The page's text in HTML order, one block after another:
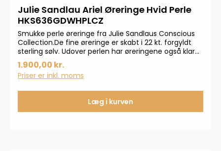
Julie Sandlau Ariel Øreringe Hvid Perle
HKS636GDWHPLCZ
Smukke perle øreringe fra Julie Sandlaus Conscious
Collection.De fine øreringe er skabt i 22 kt. forgyldt
sterling sølv. Udover perlen har øreringene også klare
kubiske zirkonia.I alt måler øreringene 59 mm x 5 mm.
1.900,00 kr.
Priser er inkl. moms
Læg i kurven